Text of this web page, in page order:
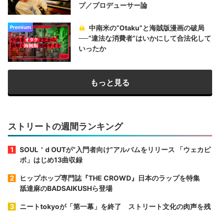
プ／プロデューサー論
Premium
中南米の“Otaku”と海賊版漫画の破局
──“違法な消費者”はいかにして合法化して
いったか
もっと見る
ストリートの週間ランキング
SOUL＇d OUTが“入門者向け”アルバムをリリース 「ウェカピ
ポ」はじめ13曲収録
ヒップホップ専門誌『THE CROWD』日本のラップを特集
舐達麻のBADSAIKUSHら登場
ニートtokyoが「第一幕」を終了 ストリート文化の肉声を残